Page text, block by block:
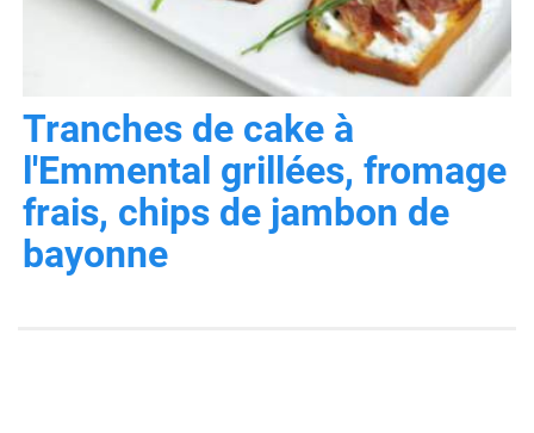
Tranches de cake à
l'Emmental grillées, fromage
frais, chips de jambon de
bayonne